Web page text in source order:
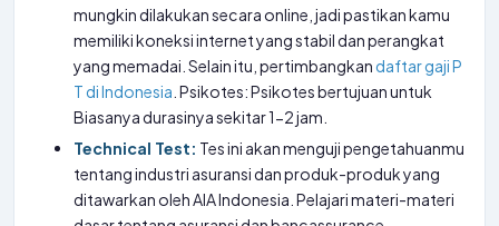
mungkin dilakukan secara online, jadi pastikan kamu
memiliki koneksi internet yang stabil dan perangkat
yang memadai. Selain itu, pertimbangkan daftar gaji P
T di Indonesia . Psikotes: Psikotes bertujuan untuk
Biasanya durasinya sekitar 1-2 jam.
Technical Test: Tes ini akan menguji pengetahuanmu
tentang industri asuransi dan produk-produk yang
ditawarkan oleh AIA Indonesia. Pelajari materi-materi